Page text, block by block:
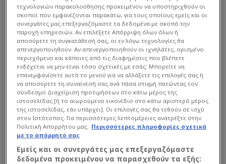
τεχνολογιών παρακολούθησης προκειμένου να υποστηριχθούν οι
σκοποί που εμφανίζονται παρακάτω, για τους οποίους εμείς και οι
συνεργάτες μας επεξεργαζόμαστε τα δεδομένα με σκοπό την
παροχή υπηρεσιών. Αν επιλέξετε Απόρριψη όλων όλων ή
αποσύρετε τη συγκατάθεσή σας, οι εν λόγω τεχνολογίες θα
απενεργοποιηθούν. Αν απενεργοποιηθούν οι ιχνηλάτες, ορισμένο
περιεχόμενο και κάποιες από τις διαφημίσεις που βλέπετε
ενδέχεται να μην είναι τόσο σχετικές με εσάς. Μπορείτε να
επανεμφανίσετε αυτό το μενού για να αλλάξετε τις επιλογές σας ή
να αποσύρετε τη συναίνεσή σας ανά πάσα στιγμή πατώντας τον
σύνδεσμο Διαχείριση προτιμήσεων στο κάτω μέρος της
ιστοσελίδας [ή το αιωρούμενο εικονίδιο στο κάτω αριστερό μέρος
της ιστοσελίδας, εάν υπάρχει]. Οι επιλογές σας θα τεθούν σε ισχύ
στον Ιστότοπος. Για περισσότερες λεπτομέρειες ανατρέξτε στην
Πολιτική Απορρήτου μας. Περισσότερες πληροφορίες σχετικά
με το απόρρητό σας
Εμείς και οι συνεργάτες μας επεξεργαζόμαστε
δεδομένα προκειμένου να παρασχεθούν τα εξής: